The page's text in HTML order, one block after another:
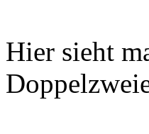
Hier sieht